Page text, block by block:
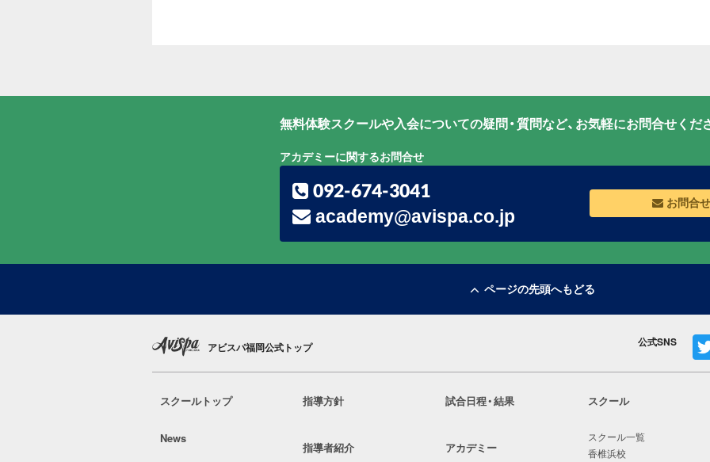
無料体験スクールや入会についての疑問・質問など、お気軽にお問合せくだ
アカデミーに関するお問合せ
092-674-3041
academy@avispa.co.jp
お問合せ
ページの先頭へもどる
アビスパ福岡公式トップ 公式SNS
スクールトップ
News
指導方針
指導者紹介
試合日程・結果
アカデミー
スクール
スクール一覧
香椎浜校